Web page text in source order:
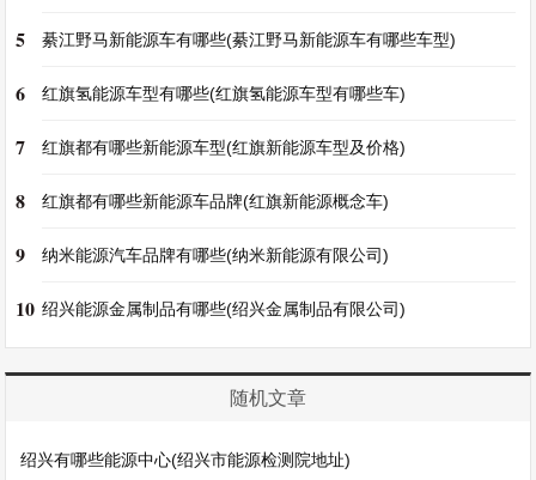
5 綦江野马新能源车有哪些(綦江野马新能源车有哪些车型)
6 红旗氢能源车型有哪些(红旗氢能源车型有哪些车)
7 红旗都有哪些新能源车型(红旗新能源车型及价格)
8 红旗都有哪些新能源车品牌(红旗新能源概念车)
9 纳米能源汽车品牌有哪些(纳米新能源有限公司)
10 绍兴能源金属制品有哪些(绍兴金属制品有限公司)
随机文章
绍兴有哪些能源中心(绍兴市能源检测院地址)